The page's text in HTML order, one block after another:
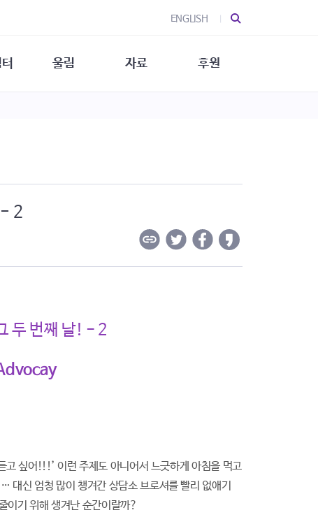
ENGLISH
울림 자료 후원
- 2
두 번째 날! - 2
싶어!!!’ 이런 주제도 아니어서 느긋하게 아침을 먹고
대신 엄청 많이 챙겨간 상담소 브로셔를 빨리 없애기
이기 위해 생겨난 순간이랄까?